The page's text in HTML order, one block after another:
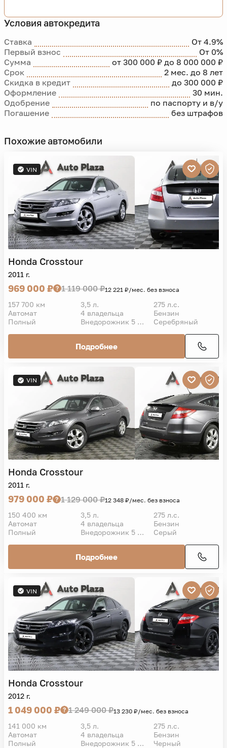
Условия автокредита
Ставка
От 4.9%
Первый взнос
От 0%
Сумма
от 300 000 ₽ до 8 000 000 ₽
Срок
2 мес. до 8 лет
Скидка в кредит
до 300 000 ₽
Оформление
30 мин.
Одобрение
по паспорту и в/у
Погашение
без штрафов
Похожие автомобили
VIN
Honda Crosstour
2011 г.
969 000 ₽ 1 119 000 ₽12 221 ₽/мес. без взноса
157 700 км 3,5 л.
275 л.с.
Автомат
4 владельца
Бензин
Полный
Внедорожник 5 дв. Серебряный
Подробнее
VIN
Honda Crosstour
2011 г.
979 000 ₽ 1 129 000 ₽12 348 ₽/мес. без взноса
150 400 км 3,5 л.
275 л.с.
Автомат
4 владельца
Бензин
Полный
Внедорожник 5 дв. Серый
Подробнее
VIN
Honda Crosstour
2012 г.
1 049 000 ₽ 1 249 000 ₽13 230 ₽/мес. без взноса
141 000 км 3,5 л.
275 л.с.
Автомат
4 владельца
Бензин
Полный
Внедорожник 5 дв. Черный